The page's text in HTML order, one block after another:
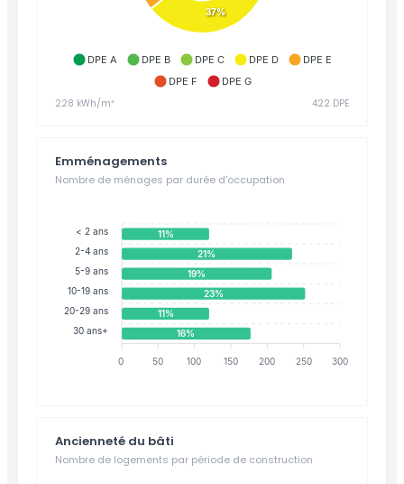
37%
DPE A DPE B DPE C DPE D
DPE E
DPE F
DPE G
228 kWh/m² 422 DPE
Emménagements
Nombre de ménages par durée d'occupation
11%
21%
19%
23%
11%
16%
< 2 ans
2-4 ans
5-9 ans
10-19 ans
20-29 ans
30 ans+
300
250
200
150
100
50
0
Ancienneté du bâti
Nombre de logements par période de construction